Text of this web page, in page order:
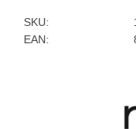
SKU:
EAN: